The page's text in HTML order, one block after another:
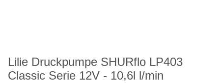
Lilie Druckpumpe SHURflo LP403
Classic Serie 12V - 10,6l l/min